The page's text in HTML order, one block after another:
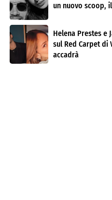
un nuovo scoop,
Helena Prestes e
sul Red Carpet di
accadrà